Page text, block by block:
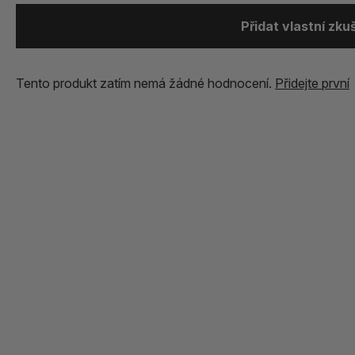
Přidat vlastní
Tento produkt zatím nemá žádné hodnocení. Přidejte první